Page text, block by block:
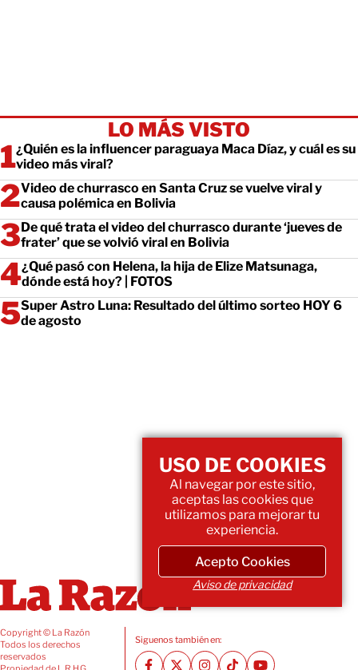
LO MÁS VISTO
¿Quién es la influencer paraguaya Maca Díaz, y cuál es su
video más viral?
Video de churrasco en Santa Cruz se vuelve viral y
causa polémica en Bolivia
De qué trata el video del churrasco durante ‘jueves de
frater’ que se volvió viral en Bolivia
¿Qué pasó con Helena, la hija de Elize Matsunaga,
dónde está hoy? | FOTOS
Super Astro Luna: Resultado del último sorteo HOY 6
de agosto
Copyright © La Razón
Todos los derechos
reservados
Siguenos también en:
USO DE COOKIES
Al navegar por este sitio,
aceptas las cookies que
utilizamos para mejorar tu
experiencia.
Acepto Cookies
Aviso de privacidad